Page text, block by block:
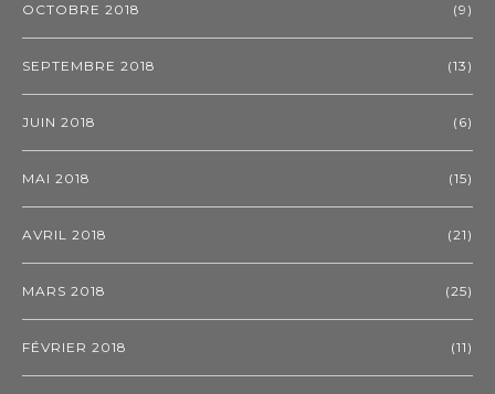
OCTOBRE 2018 (9)
SEPTEMBRE 2018 (13)
JUIN 2018 (6)
MAI 2018 (15)
AVRIL 2018 (21)
MARS 2018 (25)
FÉVRIER 2018 (11)